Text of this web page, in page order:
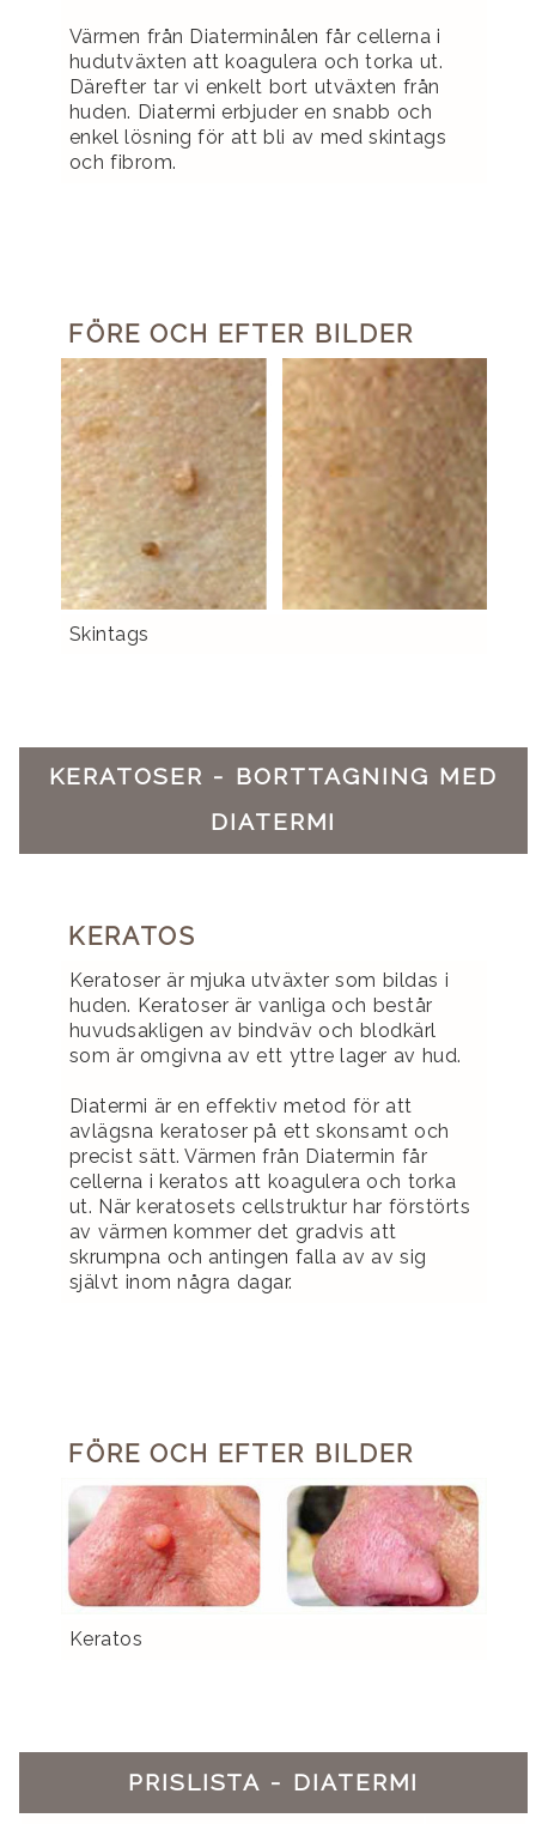
Värmen från Diaterminålen får cellerna i
hudutväxten att koagulera och torka ut.
Därefter tar vi enkelt bort utväxten från
huden. Diatermi erbjuder en snabb och
enkel lösning för att bli av med skintags
och fibrom.
FÖRE OCH EFTER BILDER
Skintags
KERATOSER - BORTTAGNING MED
DIATERMI
KERATOS
Keratoser är mjuka utväxter som bildas i
huden. Keratoser är vanliga och består
huvudsakligen av bindväv och blodkärl
som är omgivna av ett yttre lager av hud.
Diatermi är en effektiv metod för att
avlägsna keratoser på ett skonsamt och
precist sätt. Värmen från Diatermin får
cellerna i keratos att koagulera och torka
ut. När keratosets cellstruktur har förstörts
av värmen kommer det gradvis att
skrumpna och antingen falla av av sig
självt inom några dagar.
FÖRE OCH EFTER BILDER
Keratos
PRISLISTA - DIATERMI